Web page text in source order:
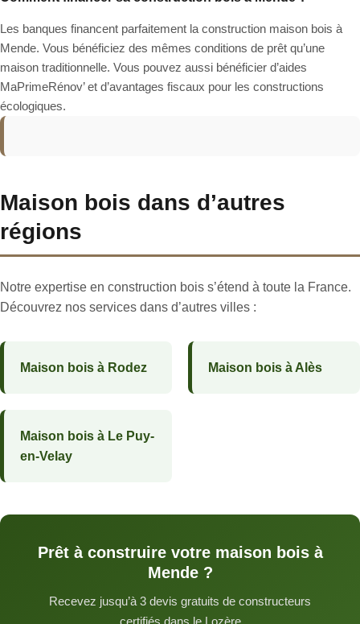
Les banques financent parfaitement la construction maison bois à
Mende. Vous bénéficiez des mêmes conditions de prêt qu’une
maison traditionnelle. Vous pouvez aussi bénéficier d’aides
MaPrimeRénov’ et d’avantages fiscaux pour les constructions
écologiques.
Maison bois dans d’autres
régions
Notre expertise en construction bois s’étend à toute la France.
Découvrez nos services dans d’autres villes :
Maison bois à Rodez Maison bois à Alès
Maison bois à Le Puy-
en-Velay
Prêt à construire votre maison bois à
Mende ?
Recevez jusqu’à 3 devis gratuits de constructeurs
certifiés dans le Lozère